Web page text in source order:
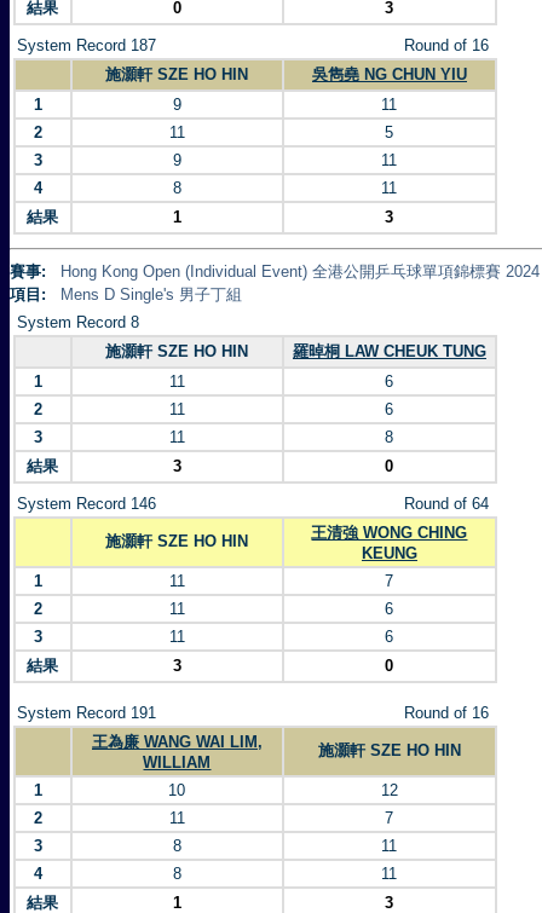
結果 0 3
System Record 187
Round of 16
施灝軒 SZE HO HIN
吳雋堯 NG CHUN YIU
1
9
11
2
11
5
3
9
11
4
8
11
結果
1 3
賽事:
Hong Kong Open (Individual Event) 全港公開乒乓球單項錦標賽 2024
項目:
Mens D Single's 男子丁組
System Record 8
施灝軒 SZE HO HIN
羅晫桐 LAW CHEUK TUNG
1
11
6
2
11
6
3
11
8
結果
3 0
System Record 146 Round of 64
施灝軒 SZE HO HIN
王清強 WONG CHING
KEUNG
1
11
7
2
11
6
3
11
6
結果
3 0
System Record 191
Round of 16
王為廉 WANG WAI LIM,
WILLIAM
施灝軒 SZE HO HIN
1 10
12
2
11
7
3
8
11
4
8
11
結果
1 3